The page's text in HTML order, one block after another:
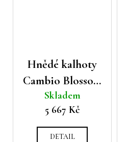
Hnědé kalhoty
Cambio Blossom
cargo
Skladem
5 667 Kč
DETAIL